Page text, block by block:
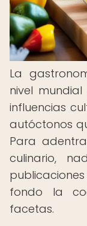
La
nivel
influencias
autóctonos
Para
culinario,
fondo la
facetas.